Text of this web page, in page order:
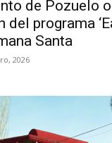
de Pozuelo
del programa
Santa
2026